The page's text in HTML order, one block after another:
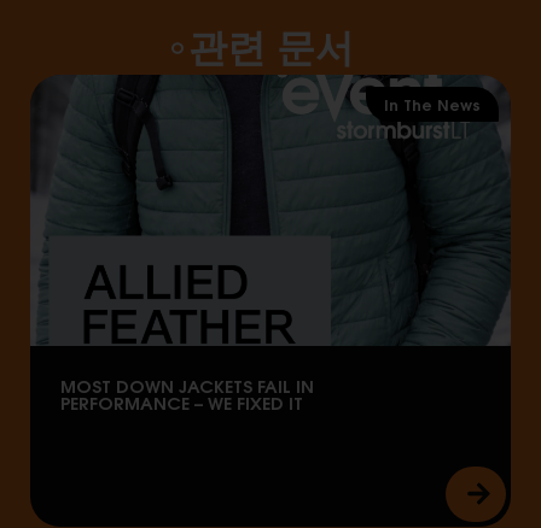
관련 문서
In The News
MOST DOWN JACKETS FAIL IN
PERFORMANCE – WE FIXED IT